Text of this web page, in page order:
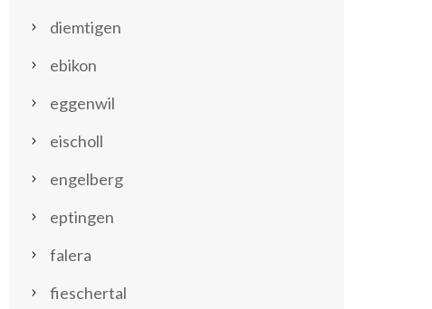
diemtigen
ebikon
eggenwil
eischoll
engelberg
eptingen
falera
fieschertal